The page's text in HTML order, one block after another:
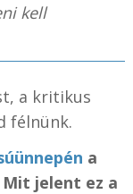
kell
a kritikus
félnünk.
a
jelent ez a